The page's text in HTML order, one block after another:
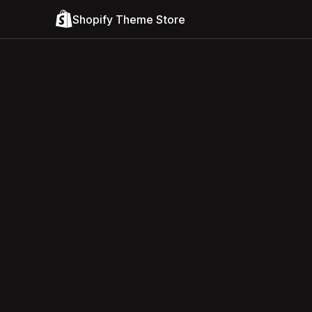
Shopify Theme Store